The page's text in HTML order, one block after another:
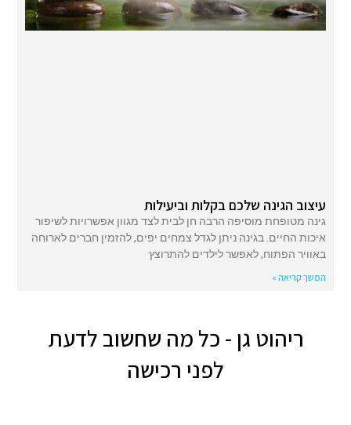
עיצוב הגינה שלכם בקלות וביעילות
גינה מטופחת מוסיפה הרבה חן לבית לצד מגוון אפשרויות לשיפור
איכות החיים. בגינה ניתן לגדל צמחים יפים, להזמין חברים לארוחה
באוויר הפתוח, לאפשר לילדים להתרוצץ
המשך קריאה »
ריהוט גן - כל מה שחשוב לדעת
לפני רכישה